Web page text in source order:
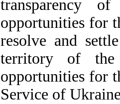
transparency
opportunities for
resolve and
territory of the
opportunities for
Service of